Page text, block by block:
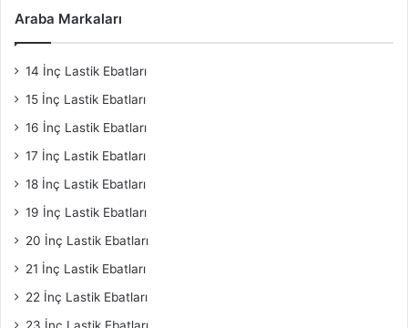
Araba Markaları
14 İnç Lastik Ebatları
15 İnç Lastik Ebatları
16 İnç Lastik Ebatları
17 İnç Lastik Ebatları
18 İnç Lastik Ebatları
19 İnç Lastik Ebatları
20 İnç Lastik Ebatları
21 İnç Lastik Ebatları
22 İnç Lastik Ebatları